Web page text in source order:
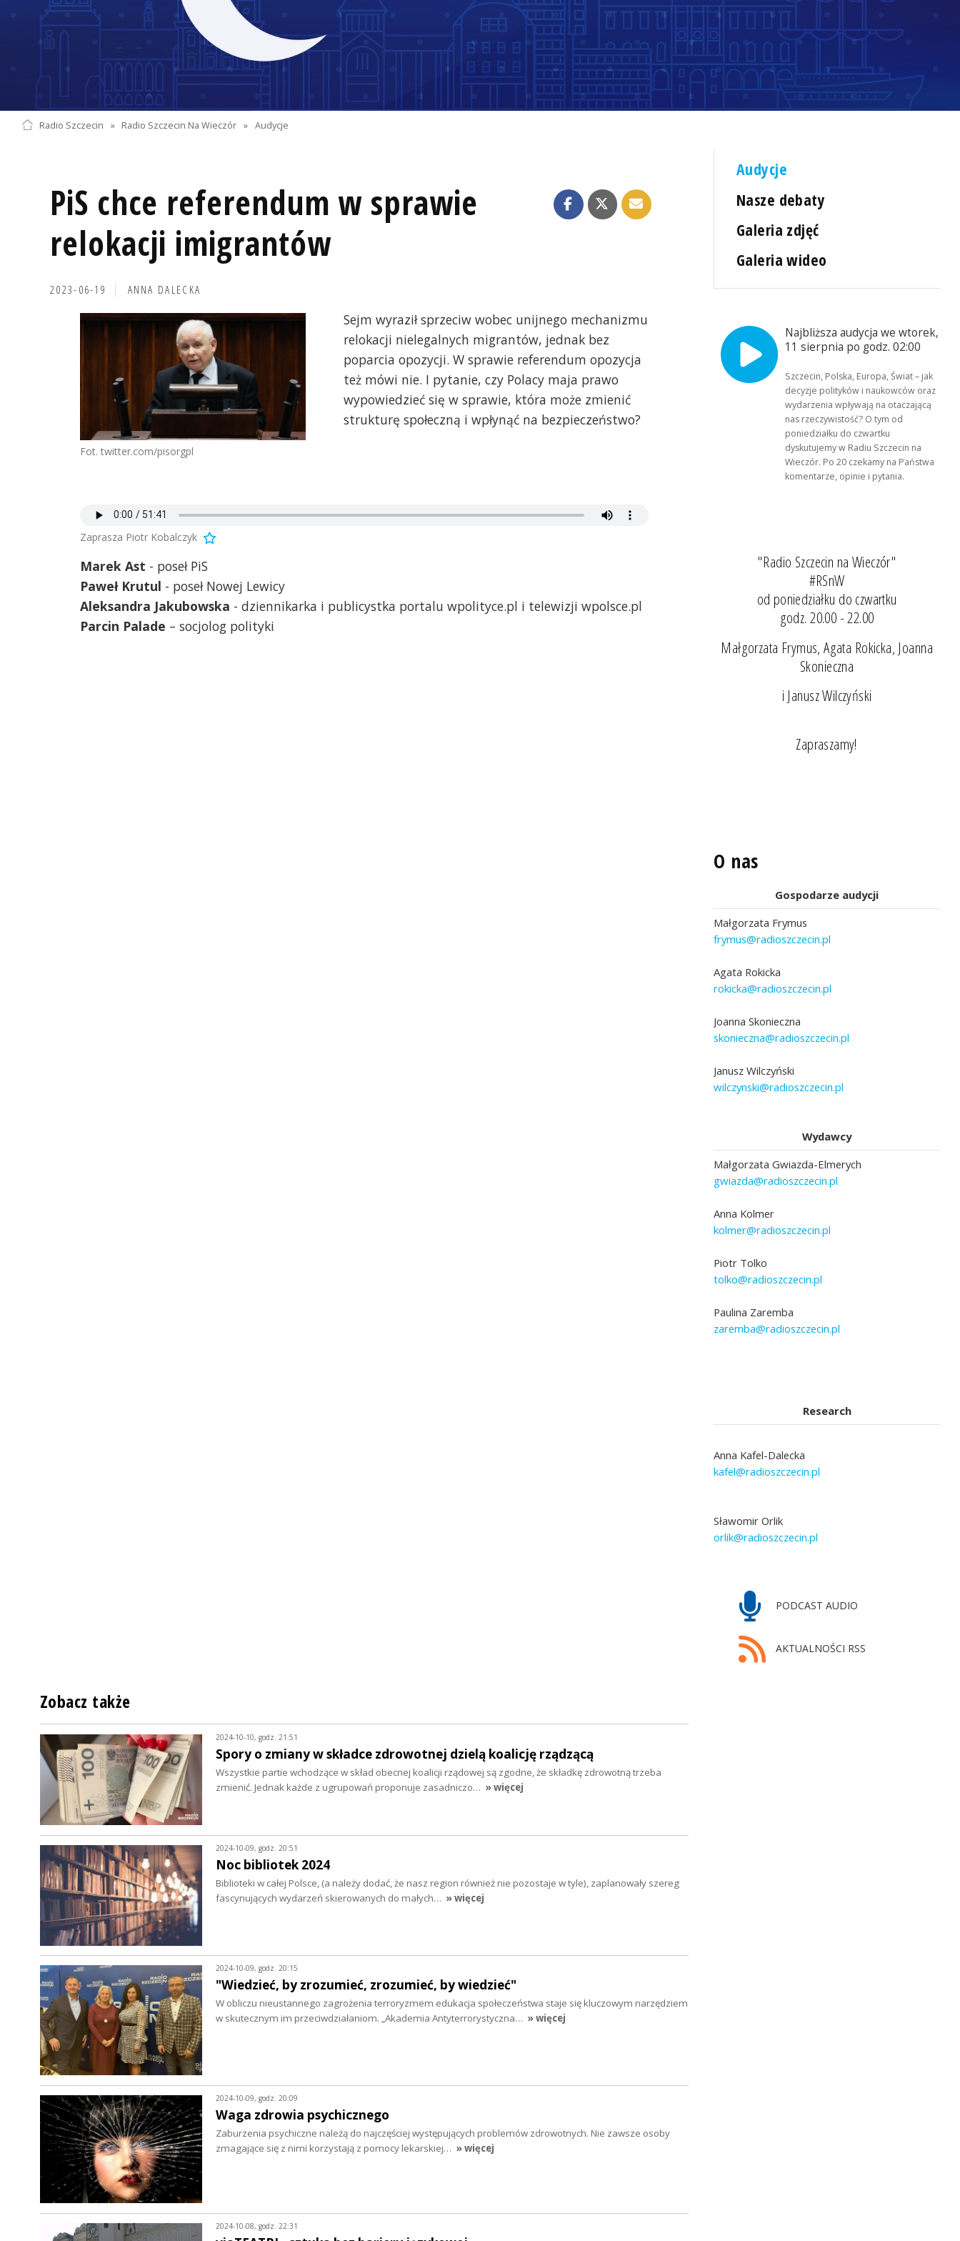
Radio Szczecin » Radio Szczecin Na Wieczór » Audycje
PiS chce referendum w sprawie
relokacji imigrantów
2023-06-19 ANNA DALECKA
Fot. twitter.com/pisorgpl
Sejm wyraził sprzeciw wobec unijnego mechanizmu
relokacji nielegalnych migrantów, jednak bez
poparcia opozycji. W sprawie referendum opozycja
też mówi nie. I pytanie, czy Polacy maja prawo
wypowiedzieć się w sprawie, która może zmienić
strukturę społeczną i wpłynąć na bezpieczeństwo?
Zaprasza Piotr Kobalczyk
Marek Ast - poseł PiS
Paweł Krutul - poseł Nowej Lewicy
Aleksandra Jakubowska - dziennikarka i publicystka portalu wpolityce.pl i telewizji wpolsce.pl
Parcin Palade – socjolog polityki
Audycje
Nasze debaty
Galeria zdjęć
Galeria wideo
Najbliższa audycja we wtorek,
11 sierpnia po godz. 02:00
Szczecin, Polska, Europa, Świat – jak
decyzje polityków i naukowców oraz
wydarzenia wpływają na otaczającą
nas rzeczywistość? O tym od
poniedziałku do czwartku
dyskutujemy w Radiu Szczecin na
Wieczór. Po 20 czekamy na Państwa
komentarze, opinie i pytania.
"Radio Szczecin na Wieczór"
#RSnW
od poniedziałku do czwartku
godz. 20.00 - 22.00
Małgorzata Frymus, Agata Rokicka, Joanna
Skonieczna
i Janusz Wilczyński
Zapraszamy!
O nas
Gospodarze audycji
Małgorzata Frymus
frymus@radioszczecin.pl
Agata Rokicka
rokicka@radioszczecin.pl
Joanna Skonieczna
skonieczna@radioszczecin.pl
Janusz Wilczyński
wilczynski@radioszczecin.pl
Wydawcy
Małgorzata Gwiazda-Elmerych
gwiazda@radioszczecin.pl
Anna Kolmer
kolmer@radioszczecin.pl
Piotr Tolko
tolko@radioszczecin.pl
Paulina Zaremba
zaremba@radioszczecin.pl
Research
Anna Kafel-Dalecka
kafel@radioszczecin.pl
Sławomir Orlik
orlik@radioszczecin.pl
PODCAST AUDIO
AKTUALNOŚCI RSS
Zobacz także
2024-10-10, godz. 21:51
Spory o zmiany w składce zdrowotnej dzielą koalicję rządzącą
Wszystkie partie wchodzące w skład obecnej koalicji rządowej są zgodne, że składkę zdrowotną trzeba
zmienić. Jednak każde z ugrupowań proponuje zasadniczo… » więcej
2024-10-09, godz. 20:51
Noc bibliotek 2024
Biblioteki w całej Polsce, (a należy dodać, że nasz region również nie pozostaje w tyle), zaplanowały szereg
fascynujących wydarzeń skierowanych do małych… » więcej
2024-10-09, godz. 20:15
"Wiedzieć, by zrozumieć, zrozumieć, by wiedzieć"
W obliczu nieustannego zagrożenia terroryzmem edukacja społeczeństwa staje się kluczowym narzędziem
w skutecznym im przeciwdziałaniom. „Akademia Antyterrorystyczna… » więcej
2024-10-09, godz. 20:09
Waga zdrowia psychicznego
Zaburzenia psychiczne należą do najczęściej występujących problemów zdrowotnych. Nie zawsze osoby
zmagające się z nimi korzystają z pomocy lekarskiej… » więcej
2024-10-08, godz. 22:31